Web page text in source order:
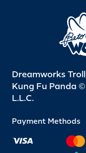
Dreamworks
Kung Fu Panda
L.L.C.
Payment Methods